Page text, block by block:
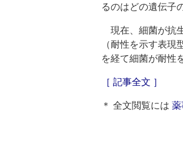
るのはどの遺伝子
現在、細菌が抗
（耐性を示す表
を経て細菌が耐性
［ 記事全文 ］
＊ 全文閲覧には 薬